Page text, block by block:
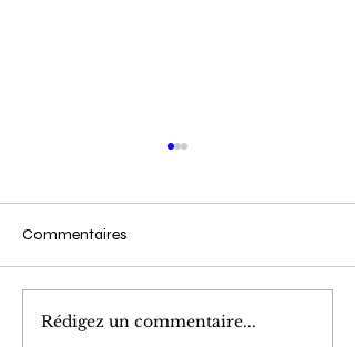
Cueillette du Matin
Commentaires
Rédigez un commentaire...